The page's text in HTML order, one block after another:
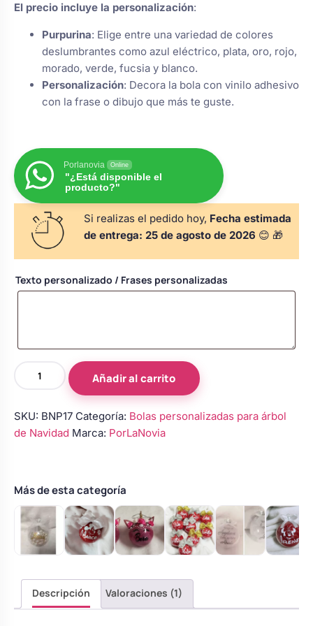
alianzas
de boda
y pala tarta
damas de honor
floral coche
Perchas de comunión
personalizadas
Rasca y Gana para Comunión:
Sorpresas y Diversión
Ver todo
Neceseres personalizados
Ver todo
El precio incluye la personalización:
Purpurina: Elige entre una variedad de colores
deslumbrantes como azul eléctrico, plata, oro, rojo,
morado, verde, fucsia y blanco.
Personalización: Decora la bola con vinilo adhesivo
con la frase o dibujo que más te guste.
Porlanovia Online
"¿Está disponible el
producto?"
Si realizas el pedido hoy, Fecha estimada
de entrega: 25 de agosto de 2026 😊 🎁
Texto personalizado / Frases personalizadas
personalizada
con
Modelo
16
cantidad
Añadir al carrito
SKU: BNP17 Categoría: Bolas personalizadas para árbol
de Navidad Marca: PorLaNovia
Más de esta categoría
Descripción Valoraciones (1)